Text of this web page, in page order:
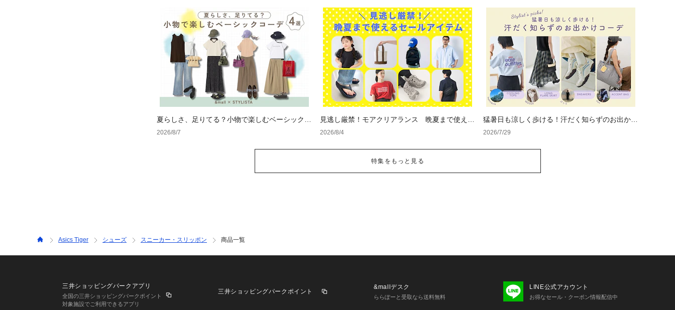
夏らしさ、足りてる？小物で楽しむベーシックコ
ーデ4選
2026/8/7
見逃し厳禁！モアクリアランス 晩夏まで使える
セールアイテム
2026/8/4
猛暑日も涼しく歩ける！汗だく知らずのお出かけ
コーデ
2026/7/29
特集をもっと見る
Asics Tiger シューズ スニーカー・スリッポン 商品一覧
三井ショッピングパークアプリ
全国の三井ショッピングパークポイント
対象施設でご利用できるアプリ
三井ショッピングパークポイント
&mallデスク
ららぽーと受取なら送料無料
LINE公式アカウント
お得なセール・クーポン情報配信中